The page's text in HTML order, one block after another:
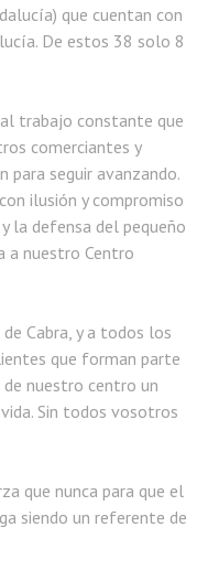
que cuentan con
De estos 38 solo 8
trabajo constante que
comerciantes y
seguir avanzando.
ilusión y compromiso
la defensa del pequeño
a nuestro Centro
Cabra, y a todos los
que forman parte
nuestro centro un
Sin todos vosotros
que nunca para que el
siendo un referente de